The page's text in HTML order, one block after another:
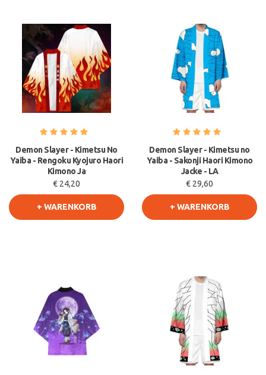
Demon Slayer - Kimetsu No
Yaiba - Rengoku Kyojuro Haori
Kimono Ja
€ 24,20
+ WARENKORB
Demon Slayer - Kimetsu no
Yaiba - Sakonji Haori Kimono
Jacke - LA
€ 29,60
+ WARENKORB